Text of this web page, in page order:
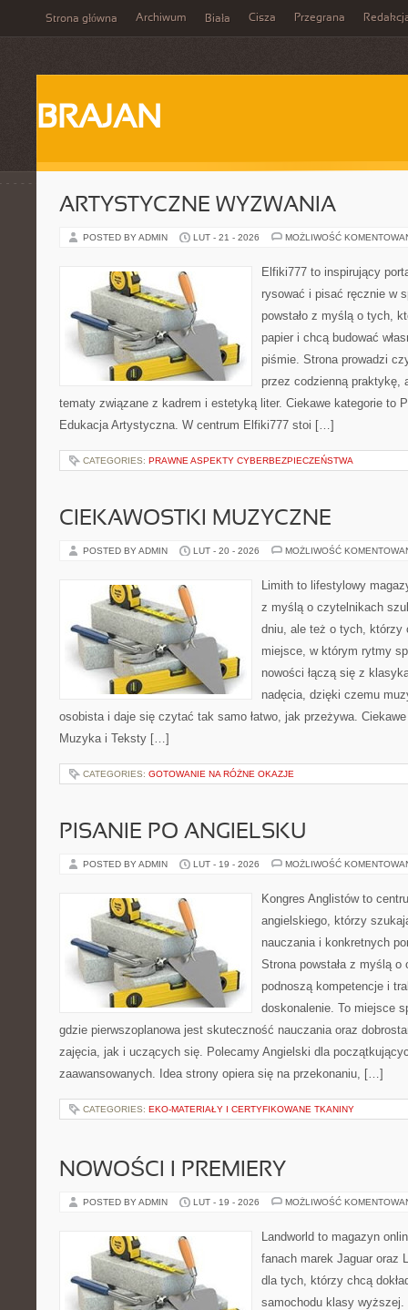
Strona główna Archiwum Biała Cisza Przegrana
BRAJAN
ARTYSTYCZNE WYZWANIA
POSTED BY ADMIN LUT - 21 - 2026 MOŻLIWOŚĆ
Elfiki777 to inspirujący
rysować i pisać ręcznie w
powstało z myślą o tych,
papier i chcą budować
piśmie. Strona prowadzi
przez codzienną praktykę,
tematy związane z kadrem i estetyką liter. Ciekawe kategorie to
Edukacja Artystyczna. W centrum Elfiki777 stoi […]
CATEGORIES: PRAWNE ASPEKTY CYBERBEZPIECZEŃSTWA
CIEKAWOSTKI MUZYCZNE
POSTED BY ADMIN LUT - 20 - 2026 MOŻLIWOŚĆ
Limith to lifestylowy
z myślą o czytelnikach
dniu, ale też o tych, którzy
miejsce, w którym rytmy
nowości łączą się z
nadęcia, dzięki czemu
osobista i daje się czytać tak samo łatwo, jak przeżywa.
Muzyka i Teksty […]
CATEGORIES: GOTOWANIE NA RÓŻNE OKAZJE
PISANIE PO ANGIELSKU
POSTED BY ADMIN LUT - 19 - 2026 MOŻLIWOŚĆ
Kongres Anglistów to
angielskiego, którzy
nauczania i konkretnych
Strona powstała z myślą o
podnoszą kompetencje i
doskonalenie. To miejsce
gdzie pierwszoplanowa jest skuteczność nauczania oraz
zajęcia, jak i uczących się. Polecamy Angielski dla
zaawansowanych. Idea strony opiera się na przekonaniu, […]
CATEGORIES: EKO-MATERIAŁY I CERTYFIKOWANE TKANINY
NOWOŚCI I PREMIERY
POSTED BY ADMIN LUT - 19 - 2026 MOŻLIWOŚĆ
Landworld to magazyn
fanach marek Jaguar oraz
dla tych, którzy chcą
samochodu klasy